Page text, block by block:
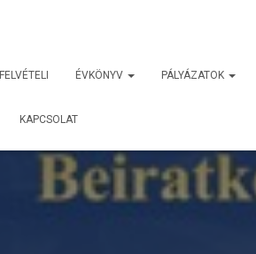
FELVÉTELI ÉVKÖNYV PÁLYÁZATOK
KAPCSOLAT